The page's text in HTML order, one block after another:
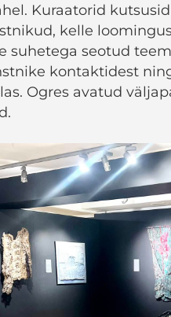
Kuraatorid
kelle
seotud
kontaktidest
Ogres avatud